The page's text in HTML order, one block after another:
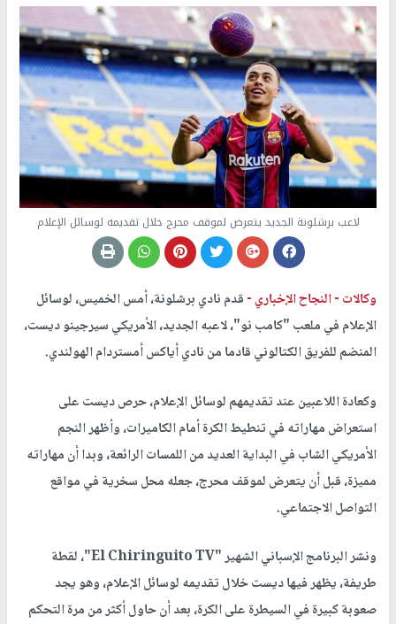
لاعب برشلونة الجديد يتعرض لموقف محرج خلال تقديمه لوسائل الإعلام
وكالات -النجاح الإخباري -قدم نادي برشلونة، أمس الخميس، لوسائل
الإعلام في ملعب "كامب نو"، لاعبه الجديد، الأمريكي سيرجينو ديست،
المنضم للفريق الكتالوني قادما من نادي أياكس أمستردام الهولندي.
وكعادة اللاعبين عند تقديمهم لوسائل الإعلام، حرص ديست على
استعراض مهاراته في تنطيط الكرة أمام الكاميرات، وأظهر النجم
الأمريكي الشاب في البداية العديد من اللمسات الرائعة، وبدا أن مهاراته
مميزة، قبل أن يتعرض لموقف محرج، جعله محل سخرية في مواقع
التواصل الاجتماعي.
ونشر البرنامج الإسباني الشهير "El Chiringuito TV"، لقطة
طريفة، يظهر فيها ديست خلال تقديمه لوسائل الإعلام، وهو يجد
صعوبة كبيرة في السيطرة على الكرة، بعد أن حاول أكثر من مرة التحكم